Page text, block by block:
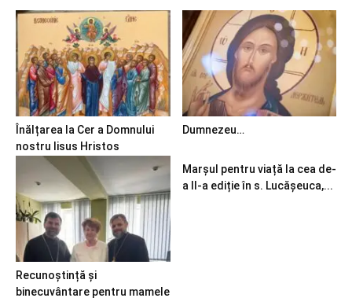
Înălțarea la Cer a Domnului
nostru Iisus Hristos
Dumnezeu…
Recunoștință și
binecuvântare pentru mamele
Marșul pentru viață la cea de-
a II-a ediție în s. Lucășeuca,...